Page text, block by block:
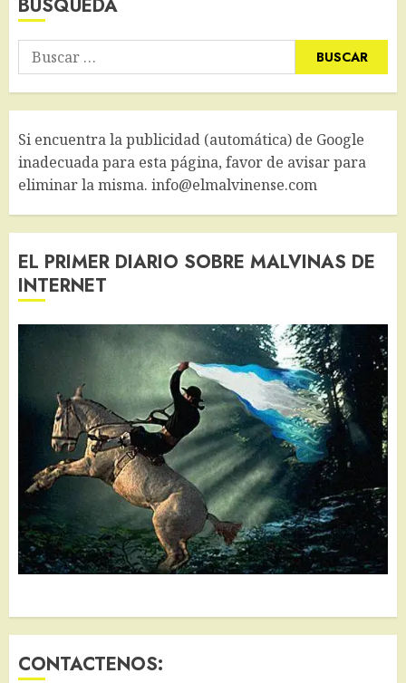
BÚSQUEDA
Buscar:
Si encuentra la publicidad (automática) de Google
inadecuada para esta página, favor de avisar para
eliminar la misma. info@elmalvinense.com
EL PRIMER DIARIO SOBRE MALVINAS DE
INTERNET
CONTACTENOS: